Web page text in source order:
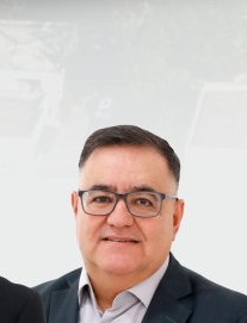
Esportes
Maria
Ligiane
mais uma
importante
intervenção
voltada à